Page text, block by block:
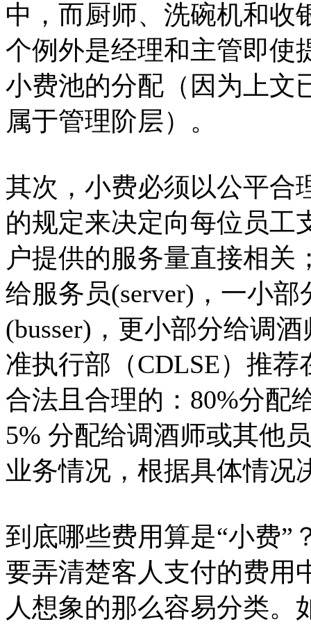
中，而厨师、洗碗机和收
个例外是经理和主管即使
小费池的分配（因为上文
属于管理阶层）。
其次，小费必须以公平合
的规定来决定向每位员工
户提供的服务量直接相关
给服务员(server)，一小
(busser)，更小部分给调
准执行部（CDLSE）推
合法且合理的：80%分配
5% 分配给调酒师或其他
业务情况，根据具体情况
到底哪些费用算是“小费”
要弄清楚客人支付的费用
人想象的那么容易分类。